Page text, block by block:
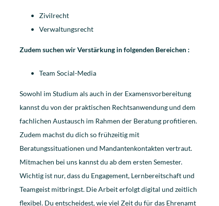
Zivilrecht
Verwaltungsrecht
Zudem suchen wir Verstärkung in folgenden Bereichen :
Team Social-Media
Sowohl im Studium als auch in der Examensvorbereitung
kannst du von der praktischen Rechtsanwendung und dem
fachlichen Austausch im Rahmen der Beratung profitieren.
Zudem machst du dich so frühzeitig mit
Beratungssituationen und Mandantenkontakten vertraut.
Mitmachen bei uns kannst du ab dem ersten Semester.
Wichtig ist nur, dass du Engagement, Lernbereitschaft und
Teamgeist mitbringst. Die Arbeit erfolgt digital und zeitlich
flexibel. Du entscheidest, wie viel Zeit du für das Ehrenamt